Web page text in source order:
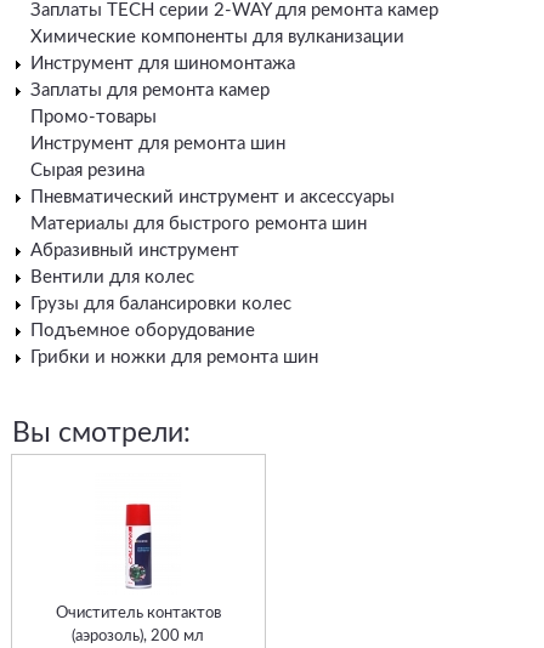
Заплаты TECH серии 2-WAY для ремонта камер
Химические компоненты для вулканизации
Инструмент для шиномонтажа
Заплаты для ремонта камер
Промо-товары
Инструмент для ремонта шин
Сырая резина
Пневматический инструмент и аксессуары
Материалы для быстрого ремонта шин
Абразивный инструмент
Вентили для колес
Грузы для балансировки колес
Подъемное оборудование
Грибки и ножки для ремонта шин
Вы смотрели:
Очиститель контактов
(аэрозоль), 200 мл